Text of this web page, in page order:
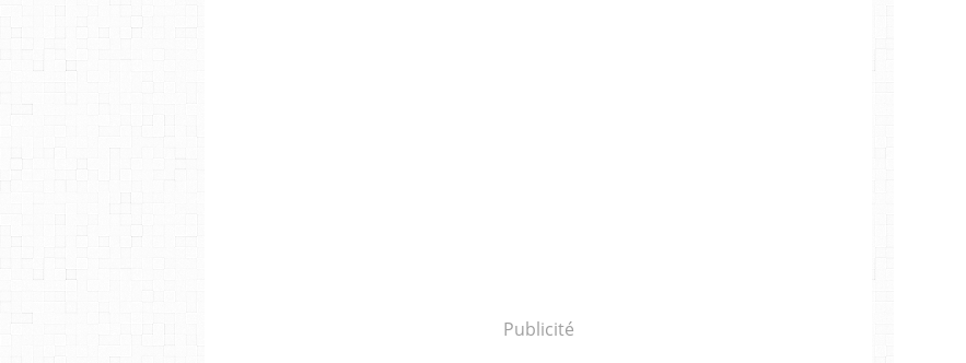
Publicité